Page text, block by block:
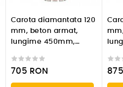
Carota diamantata 120
mm, beton armat,
lungime 450mm,
705 RON 875